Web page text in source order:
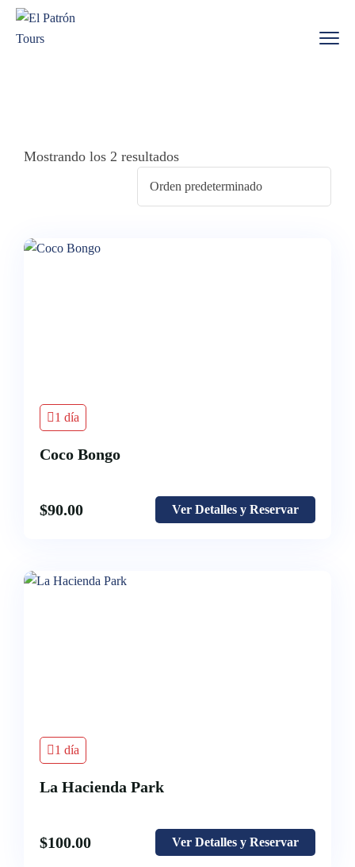
Mostrando los 2 resultados
1 día
Coco Bongo
$90.00 Ver Detalles y Reservar
1 día
La Hacienda Park
$100.00 Ver Detalles y Reservar